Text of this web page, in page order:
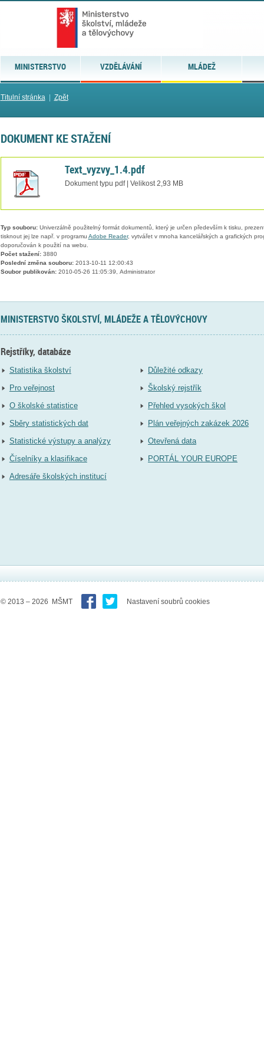
MINISTERSTVO VZDĚLÁVÁNÍ MLÁDEŽ
Titulní stránka| Zpět
DOKUMENT KE STAŽENÍ
Text_vyzvy_1.4.pdf
Dokument typu pdf | Velikost 2,93 MB
Typ souboru:Univerzálně použitelný formát dokumentů, který je určen především k tisku,
tisknout jej lze např. v programu Adobe Reader, vytvářet v mnoha kancelářských a grafických
doporučován k použití na webu.
Počet stažení:3880
Poslední změna souboru:2013-10-11 12:00:43
Soubor publikován:2010-05-26 11:05:39, Administrator
MINISTERSTVO ŠKOLSTVÍ, MLÁDEŽE A TĚLOVÝCHOVY
Rejstříky, databáze
Statistika školství
Pro veřejnost
O školské statistice
Sběry statistických dat
Statistické výstupy a analýzy
Číselníky a klasifikace
Adresáře školských institucí
Důležité odkazy
Školský rejstřík
Přehled vysokých škol
Plán veřejných zakázek 2026
Otevřená data
PORTÁL YOUR EUROPE
© 2013 – 2026 MŠMT Nastavení soubrů cookies